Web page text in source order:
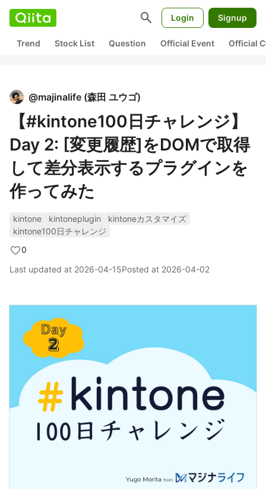
search Login Signup
Trend Stock List Question Official Event Official
@majinalife (森田 ユウゴ)
【#kintone100日チャレンジ】
Day 2: [変更履歴]をDOMで取得
して差分表示するプラグインを
作ってみた
kintone kintoneplugin
kintoneカスタマイズ
kintone100日チャレンジ
0
Last updated at 2026-04-15Posted at 2026-04-02